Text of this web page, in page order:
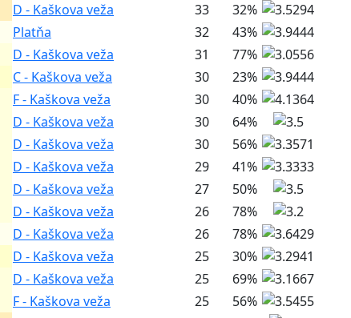
D - Kaškova veža 33
32%
Platňa 32
43%
D - Kaškova veža 31
77%
C - Kaškova veža 30
23%
F - Kaškova veža 30
40%
D - Kaškova veža 30
64%
D - Kaškova veža 30
56%
D - Kaškova veža 29
41%
D - Kaškova veža 27
50%
D - Kaškova veža 26
78%
D - Kaškova veža 26
78%
D - Kaškova veža 25
30%
D - Kaškova veža 25
69%
F - Kaškova veža 25
56%